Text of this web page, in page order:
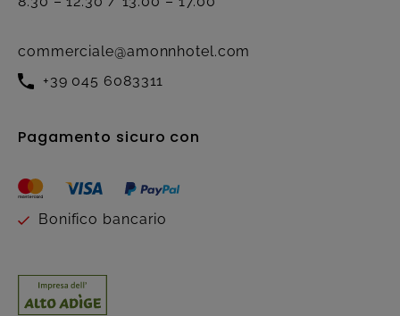
commerciale@amonnhotel.com
+39 045 6083311
Pagamento sicuro con
Bonifico bancario